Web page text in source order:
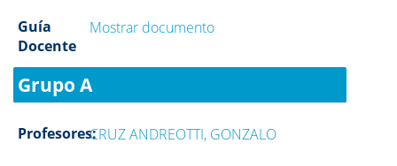
Guía
Docente
Mostrar documento
Grupo A
Profesores:CRUZ ANDREOTTI, GONZALO